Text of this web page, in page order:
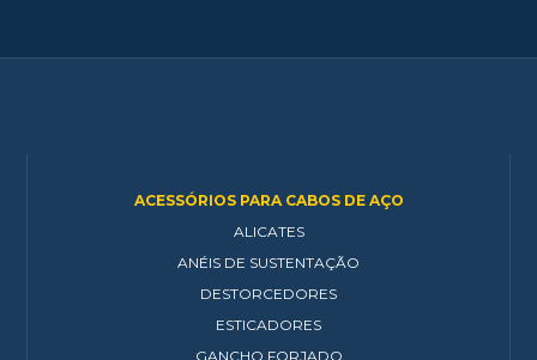
ACESSÓRIOS PARA CABOS DE AÇO
ALICATES
ANÉIS DE SUSTENTAÇÃO
DESTORCEDORES
ESTICADORES
GANCHO FORJADO